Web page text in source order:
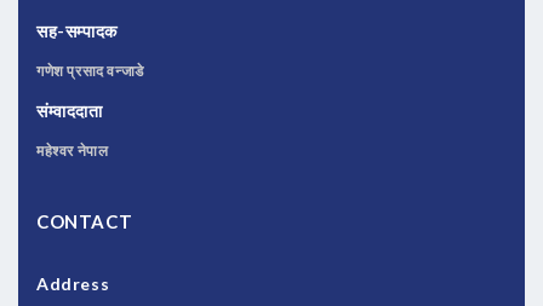
सह-सम्पादक
गणेश प्रसाद वन्जाडे
संम्वाददाता
महेश्वर नेपाल
CONTACT
Address